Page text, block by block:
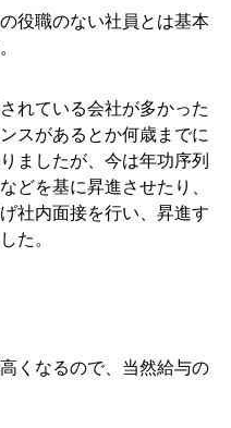
役職のない社員とは基本
れている会社が多かった
スがあるとか何歳までに
ましたが、今は年功序列
どを基に昇進させたり、
社内面接を行い、昇進す
た。
くなるので、当然給与の